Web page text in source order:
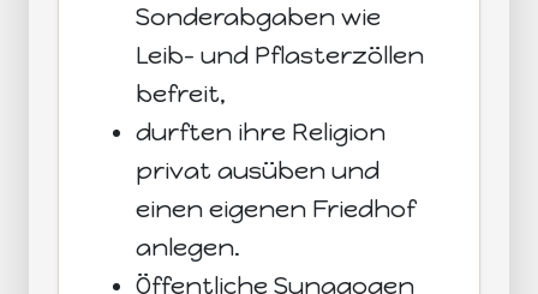
Sonderabgaben wie
Leib- und Pflasterzöllen
befreit,
durften ihre Religion
privat ausüben und
einen eigenen Friedhof
anlegen.
Öffentliche Synagogen